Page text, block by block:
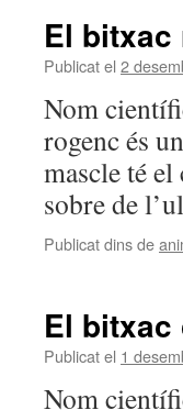
El bitxac
Publicat el 2
Nom
rogenc és
mascle té
sobre de
Publicat dins de
El bitxac
Publicat el 1
Nom